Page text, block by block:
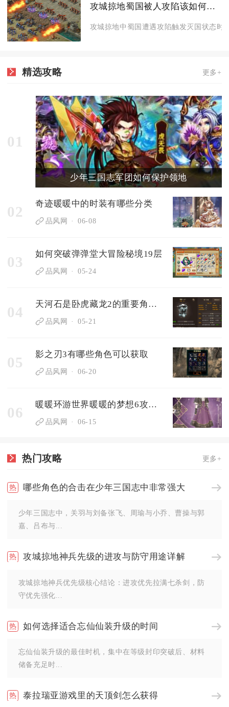
攻城掠地蜀国被人攻陷该如何应对灭国之殇
攻城掠地中蜀国遭遇攻陷触发灭国状态时
精选攻略 更多+
01
少年三国志军团如何保护领地
02 奇迹暖暖中的时装有哪些分类
品风网 06-08
03 如何突破弹弹堂大冒险秘境19层
品风网 05-24
04 天河石是卧虎藏龙2的重要角色吗
品风网 05-21
05 影之刃3有哪些角色可以获取
品风网 06-20
06 暖暖环游世界暖暖的梦想6攻略中有没有刷图技巧
品风网 06-15
热门攻略 更多+
哪些角色的合击在少年三国志中非常强大
少年三国志中，关羽与刘备张飞、周瑜与小乔、曹操与郭
嘉、吕布与...
攻城掠地神兵先级的进攻与防守用途详解
攻城掠地神兵优先级核心结论：进攻优先拉满七杀剑，防
守优先强化...
如何选择适合忘仙仙装升级的时间
忘仙仙装升级的最佳时机，集中在等级封印突破后、材料
储备充足时...
泰拉瑞亚游戏里的天顶剑怎么获得